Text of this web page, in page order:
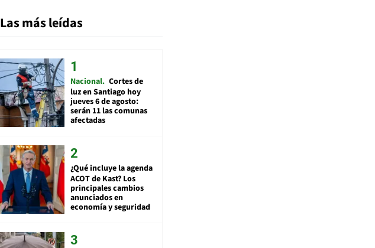
Las más leídas
Nacional Cortes de
luz en Santiago hoy
jueves 6 de agosto:
serán 11 las comunas
afectadas
¿Qué incluye la agenda
ACOT de Kast? Los
principales cambios
anunciados en
economía y seguridad